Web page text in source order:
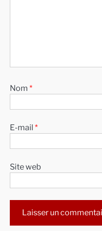
Nom *
E-mail *
Site web